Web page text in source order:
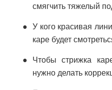
смягчить тяжелый
У кого красивая
каре будет
Чтобы стрижка
нужно делать